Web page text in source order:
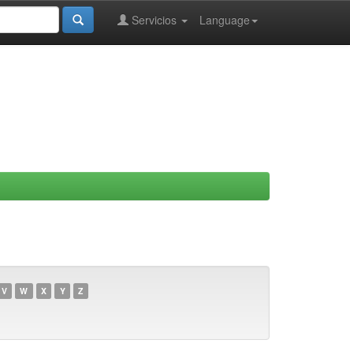
Language
Servicios
V W X Y Z